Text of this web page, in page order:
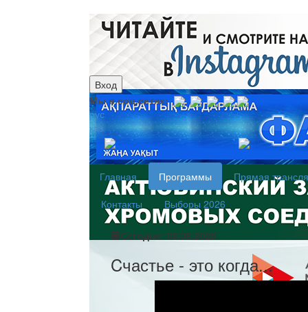
Вход
Мы в соц.сетях:
рус
каз
Главная Программы
Прямая
Контакты
Выборы 2026
Сегодня: 08.08.2026
Cчастье - это когда...